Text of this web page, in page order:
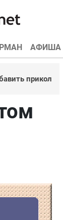
АФИША
прикол